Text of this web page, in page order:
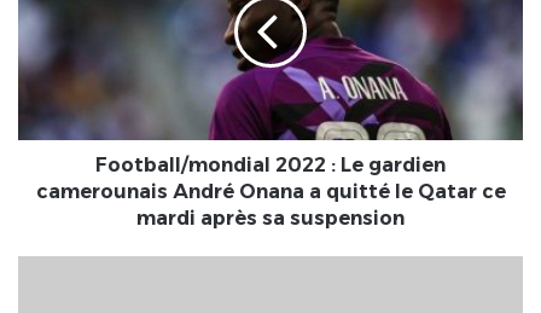
Le
camerounais
Football/mondial 2022 : Le gardien
camerounais André Onana a quitté le Qatar ce
mardi après sa suspension